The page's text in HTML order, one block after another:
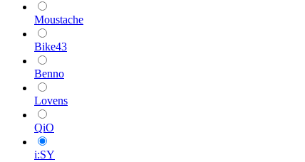
Moustache
Bike43
Benno
Lovens
QiO
i:SY